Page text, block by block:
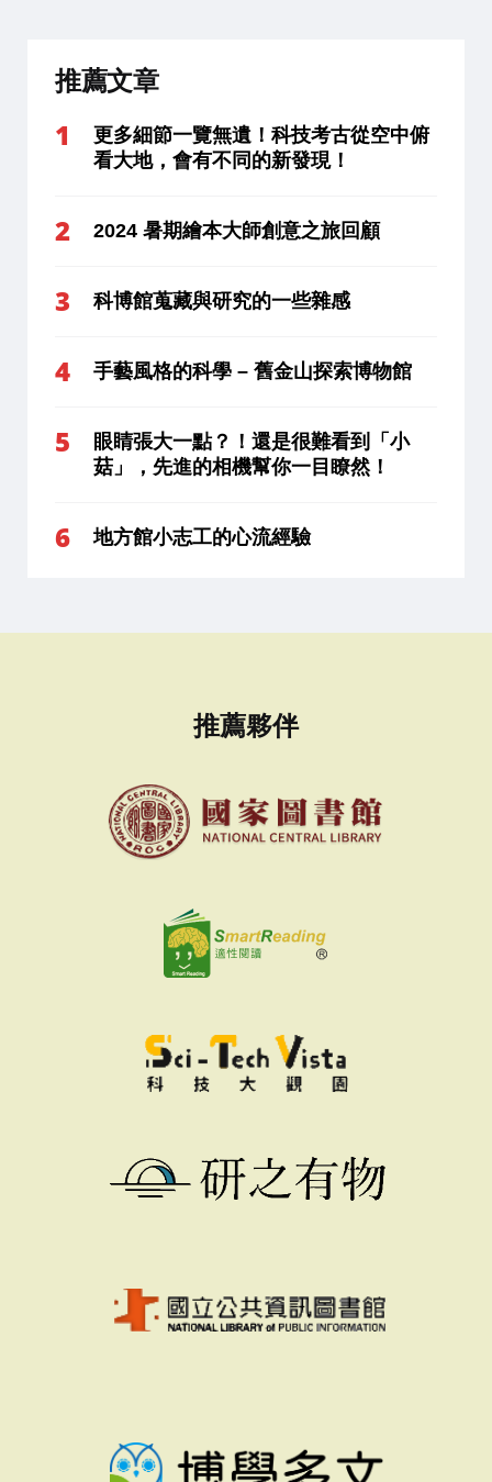
推薦文章
更多細節一覽無遺！科技考古從空中俯
看大地，會有不同的新發現！
2024 暑期繪本大師創意之旅回顧
科博館蒐藏與研究的一些雜感
手藝風格的科學 – 舊金山探索博物館
眼睛張大一點？！還是很難看到「小
菇」，先進的相機幫你一目瞭然！
地方館小志工的心流經驗
推薦夥伴